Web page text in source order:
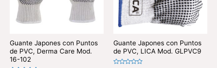
Guante Japones con Puntos
de PVC, Derma Care Mod.
16-102
Guante Japones con Puntos
de PVC, LICA Mod. GLPVC9